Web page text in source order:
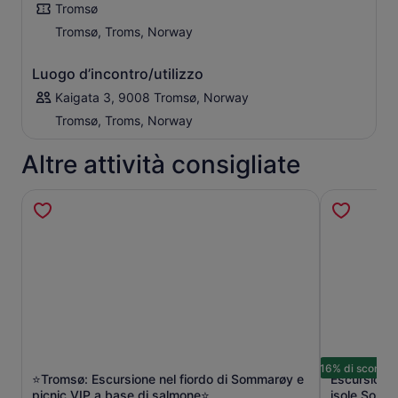
Tromsø
Tromsø, Troms, Norway
Luogo d’incontro/utilizzo
Kaigata 3, 9008 Tromsø, Norway
Tromsø, Troms, Norway
Altre attività consigliate
⭐Tromsø: Escursione nel fiordo di Sommarøy e
Apertura in una nuova scheda
16% di sconto